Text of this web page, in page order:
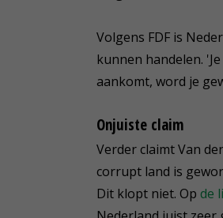
Volgens FDF is
kunnen handelen.
aankomt, word je
Onjuiste claim
Verder claimt Van
corrupt land is
Dit klopt niet. Op de